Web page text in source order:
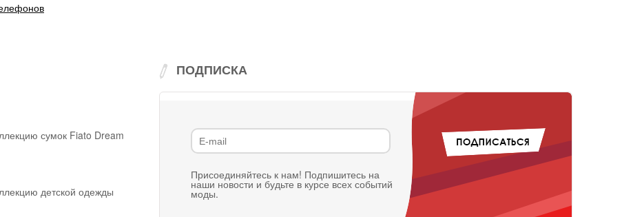
сумок Fiato Dream
детской одежды
ПОДПИСКА
Присоединяйтесь к нам! Подпишитесь на
наши новости и будьте в курсе всех событий
моды.